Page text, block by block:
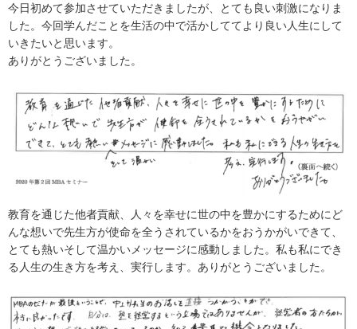
今日初めて参加させていただきましたが、とても良い刺激になりま
した。今回学んだことを生活の中で活かしててより良い人生にして
いきたいと思います。
ありがとうございました。
教育を通じた他者貢献、人々を幸せに世の中を豊かにするためにど
んな想いで先生方が使命を全うされているかをおうかがいできて、
とても熱いそして温かいメッセージに感動しました。私も私にでき
る人生の生き方を考え、実行します。ありがとうございました。